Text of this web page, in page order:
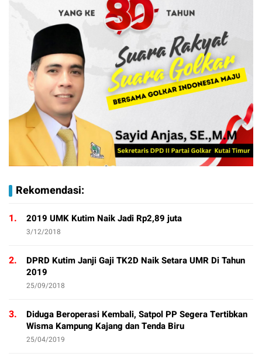
Rekomendasi:
1. 2019 UMK Kutim Naik Jadi Rp2,89 juta
3/12/2018
2.
DPRD Kutim Janji Gaji TK2D Naik Setara UMR Di Tahun
2019
25/09/2018
3.
Diduga Beroperasi Kembali, Satpol PP Segera Tertibkan
Wisma Kampung Kajang dan Tenda Biru
25/04/2019